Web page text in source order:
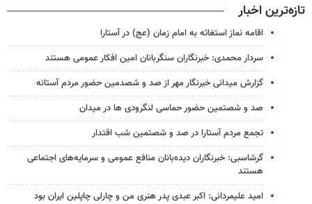
تازه‌ترین اخبار
اقامه نماز استغاثه به امام زمان (عج) در آستارا
سردار محمدی: خبرنگاران سنگربانان امین افکار عمومی هستند
گزارش میدانی خبرنگار مهر از صد و شصدمین حضور مردم آستانه
صد و شصتمین حضور حماسی لنگرودی ها در میدان
تجمع مردم آستارا در صد و شصتمین شب اقتدار
گرشاسبی: خبرنگاران دیده‌بانان منافع عمومی و سرمایه‌های اجتماعی
هستند
امید علیمردانی: اکبر عبدی پدر هنری من و چارلی چاپلین ایران بود